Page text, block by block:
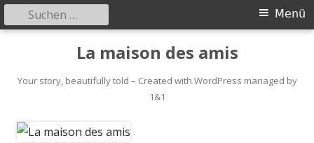
Inhalt
La maison des amis
Your story, beautifully told – Created with WordPress managed by
1&1
Primäres
Menü
Suchen
nach: